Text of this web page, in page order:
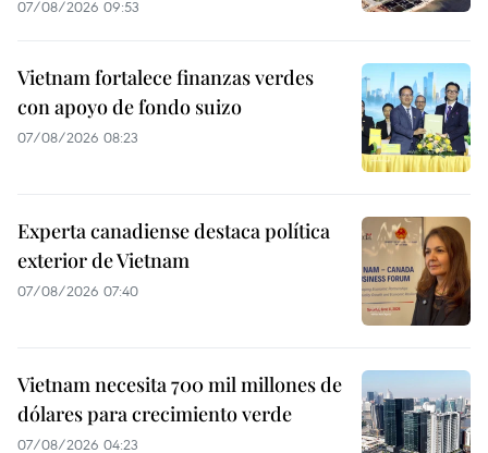
07/08/2026 09:53
Vietnam fortalece finanzas verdes
con apoyo de fondo suizo
07/08/2026 08:23
Experta canadiense destaca política
exterior de Vietnam
07/08/2026 07:40
Vietnam necesita 700 mil millones de
dólares para crecimiento verde
07/08/2026 04:23